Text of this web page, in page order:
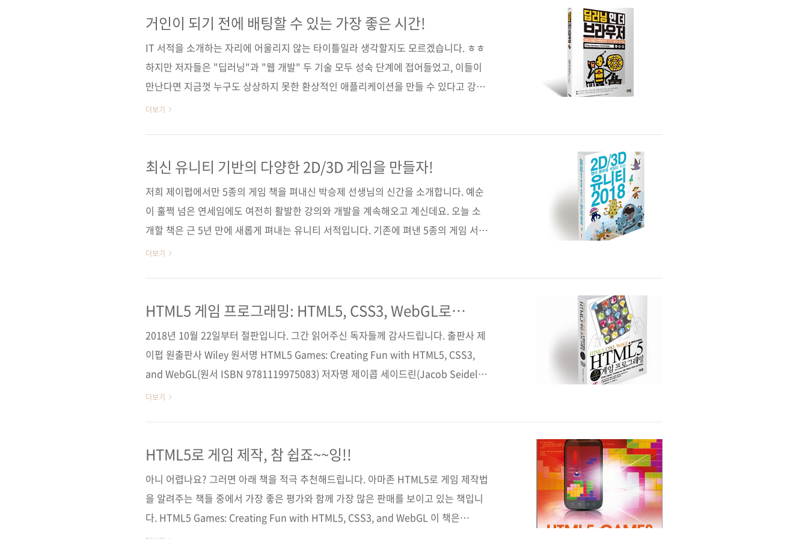
자비에르 보우리, 카이 사사키, 크리스토프 코너, 레이이치로 나카노역자명 이수진출판
거인이 되기 전에 배팅할 수 있는 가장 좋은 시간!
IT 서적을 소개하는 자리에 어울리지 않는 타이틀일라 생각할지도 모르겠습니다. ㅎㅎ
하지만 저자들은 "딥러닝"과 "웹 개발" 두 기술 모두 성숙 단계에 접어들었고, 이들이
만난다면 지금껏 누구도 상상하지 못한 환상적인 애플리케이션을 만들 수 있다고 강조
합니다. 따라서 미래를 위해서는 지금 이 두 기술을 배우고 접목할 수 있는 능력을 키워
워크를 이용한 딥러닝 웹 개발)에는 적잖은 내용이 담겨 있습니다. 책을 이해하는 데 필
제작해 보면서 딥러닝의 기술을 ..
더보기
최신 유니티 기반의 다양한 2D/3D 게임을 만들자!
저희 제이펍에서만 5종의 게임 책을 펴내신 박승제 선생님의 신간을 소개합니다. 예순
이 훌쩍 넘은 연세임에도 여전히 활발한 강의와 개발을 계속해오고 계신데요. 오늘 소
개할 책은 근 5년 만에 새롭게 펴내는 유니티 서적입니다. 기존에 펴낸 5종의 게임 서적
들도 많이 판매되었지만, 이번에는 최신 유니티 버전인 2018을 기준으로 2D/3D 게임,
하기 위한 필수 기술들을 익히도록 하고, 이어 Snake, Jumping Owl, Space
성하였..
더보기
HTML5 게임 프로그래밍: HTML5, CSS3, WebGL로
재미있게 배우는
2018년 10월 22일부터 절판입니다. 그간 읽어주신 독자들께 감사드립니다. 출판사 제
이펍 원출판사 Wiley 원서명 HTML5 Games: Creating Fun with HTML5, CSS3,
and WebGL(원서 ISBN 9781119975083) 저자명 제이콥 세이드린(Jacob Seidelin)
역자명 장현희 출판일 2012년 8월 22일 페이지 584쪽 판 형 4*6배판 변형(188*245)
/ audio / video / 로컬 저장소 / OpenGL / 웹 소켓 관..
더보기
HTML5로 게임 제작, 참 쉽죠~~잉!!
아니 어렵나요? 그러면 아래 책을 적극 추천해드립니다. 아마존 HTML5로 게임 제작법
을 알려주는 책들 중에서 가장 좋은 평가와 함께 가장 많은 판매를 보이고 있는 책입니
다. HTML5 Games: Creating Fun with HTML5, CSS3, and WebGL 이 책은